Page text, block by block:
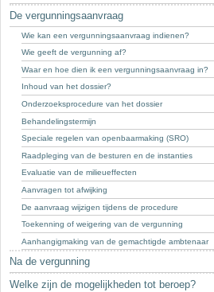
Studies en publicaties
Sleutelwoorden
Stedenbouwkundige inlichtingen
De vergunningsaanvraag
Wie kan een vergunningsaanvraag indienen?
Wie geeft de vergunning af?
Waar en hoe dien ik een vergunningsaanvraag in?
Inhoud van het dossier?
Onderzoeksprocedure van het dossier
Behandelingstermijn
Speciale regelen van openbaarmaking (SRO)
Raadpleging van de besturen en de instanties
Evaluatie van de milieueffecten
Aanvragen tot afwijking
De aanvraag wijzigen tijdens de procedure
Toekenning of weigering van de vergunning
Aanhangigmaking van de gemachtigde ambtenaar
Na de vergunning
Welke zijn de mogelijkheden tot beroep?